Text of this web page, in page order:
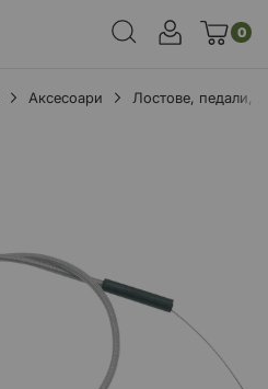
0
Аксесоари
Лостове, педали,